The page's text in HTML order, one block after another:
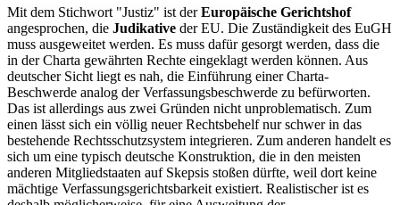
Mit dem Stichwort "Justiz" ist derEuropäische Gerichtshof
angesprochen, die Judikative der EU. Die Zuständigkeit des EuGH
muss ausgeweitet werden. Es muss dafür gesorgt werden, dass die
in der Charta gewährten Rechte eingeklagt werden können. Aus
deutscher Sicht liegt es nah, die Einführung einer Charta-
Beschwerde analog der Verfassungsbeschwerde zu befürworten.
Das ist allerdings aus zwei Gründen nicht unproblematisch. Zum
einen lässt sich ein völlig neuer Rechtsbehelf nur schwer in das
bestehende Rechtsschutzsystem integrieren. Zum anderen handelt es
sich um eine typisch deutsche Konstruktion, die in den meisten
anderen Mitgliedstaaten auf Skepsis stoßen dürfte, weil dort keine
mächtige Verfassungsgerichtsbarkeit existiert. Realistischer ist es